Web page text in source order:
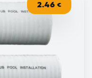
2.46 €